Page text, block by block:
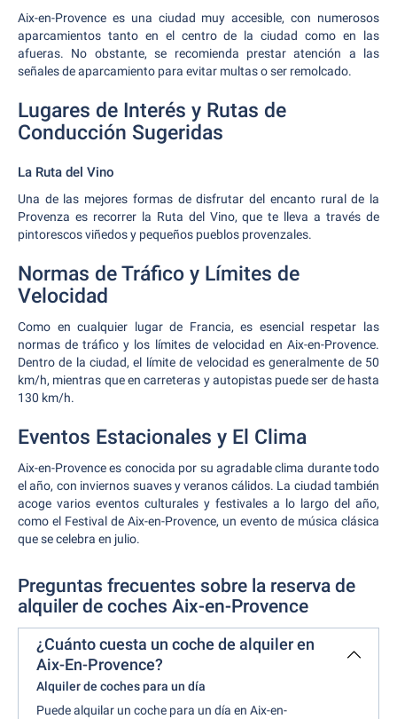
Aix-en-Provence es una ciudad muy accesible, con numerosos
aparcamientos tanto en el centro de la ciudad como en las
afueras. No obstante, se recomienda prestar atención a las
señales de aparcamiento para evitar multas o ser remolcado.
Lugares de Interés y Rutas de
Conducción Sugeridas
La Ruta del Vino
Una de las mejores formas de disfrutar del encanto rural de la
Provenza es recorrer la Ruta del Vino, que te lleva a través de
pintorescos viñedos y pequeños pueblos provenzales.
Normas de Tráfico y Límites de
Velocidad
Como en cualquier lugar de Francia, es esencial respetar las
normas de tráfico y los límites de velocidad en Aix-en-Provence.
Dentro de la ciudad, el límite de velocidad es generalmente de 50
km/h, mientras que en carreteras y autopistas puede ser de hasta
130 km/h.
Eventos Estacionales y El Clima
Aix-en-Provence es conocida por su agradable clima durante todo
el año, con inviernos suaves y veranos cálidos. La ciudad también
acoge varios eventos culturales y festivales a lo largo del año,
como el Festival de Aix-en-Provence, un evento de música clásica
que se celebra en julio.
Preguntas frecuentes sobre la reserva de
alquiler de coches Aix-en-Provence
¿Cuánto cuesta un coche de alquiler en
Aix-En-Provence?
Alquiler de coches para un día
Puede alquilar un coche para un día en Aix-en-